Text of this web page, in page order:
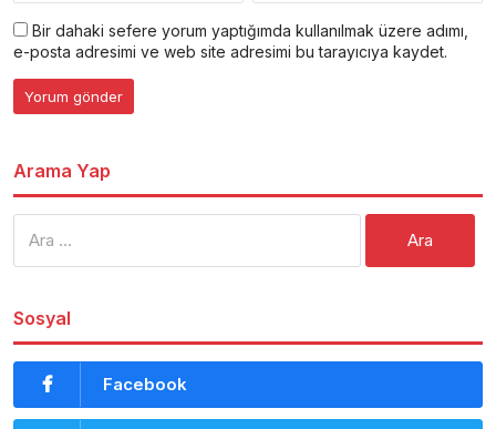
Bir dahaki sefere yorum yaptığımda kullanılmak üzere adımı,
e-posta adresimi ve web site adresimi bu tarayıcıya kaydet.
Arama Yap
Sosyal
Facebook